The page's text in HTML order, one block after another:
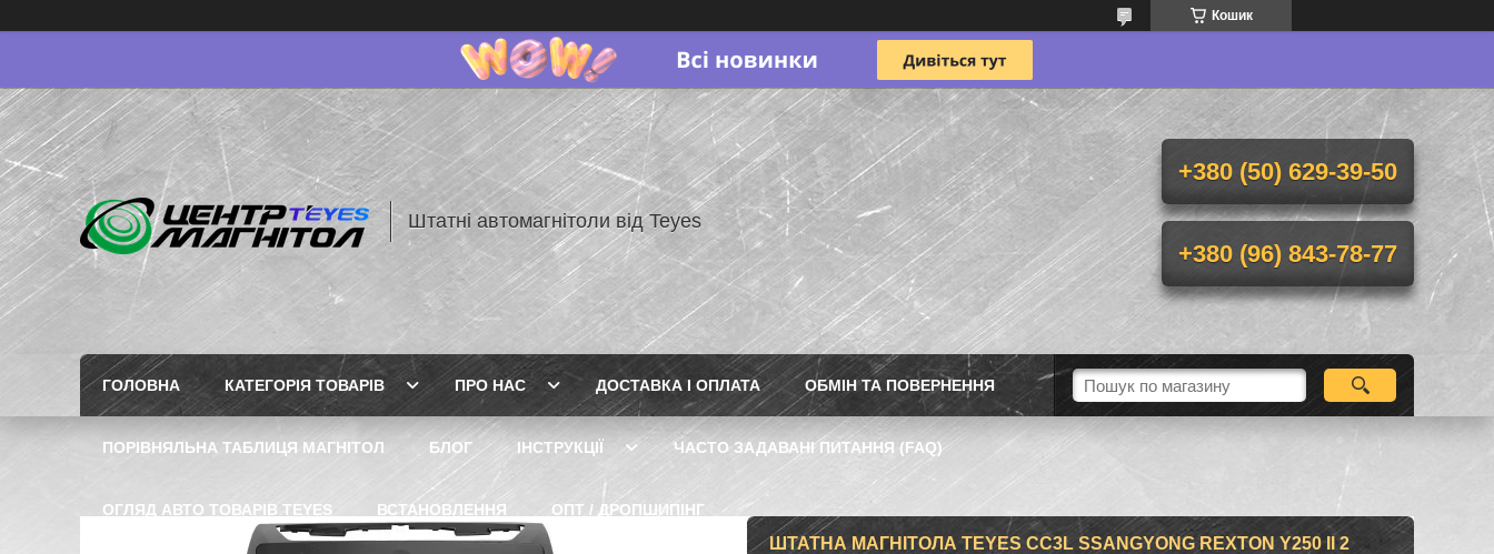
Кошик
Штатні автомагнітоли від Teyes
+380 (50) 629-39-50
+380 (96) 843-78-77
ГОЛОВНА КАТЕГОРІЯ ТОВАРІВ ПРО НАС ДОСТАВКА І ОПЛАТА ОБМІН ТА ПОВЕРНЕННЯ
ПОРІВНЯЛЬНА ТАБЛИЦЯ МАГНІТОЛ БЛОГ ІНСТРУКЦІЇ ЧАСТО ЗАДАВАНІ ПИТАННЯ (FAQ)
ОГЛЯД АВТО ТОВАРІВ TEYES ВСТАНОВЛЕННЯ ОПТ / ДРОПШИПІНГ
ШТАТНА МАГНІТОЛА TEYES CC3L SSANGYONG REXTON Y250 II 2